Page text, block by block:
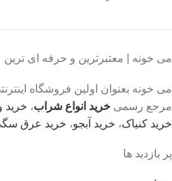
می خونه | معتبرترین و حرفه ای ترین
می خونه بعنوان اولین فروشگاه
مرجع رسمی خرید انواع شراب، خرید
خرید کنیاک، خرید آبجو، خرید عرق
پر بازدید ها